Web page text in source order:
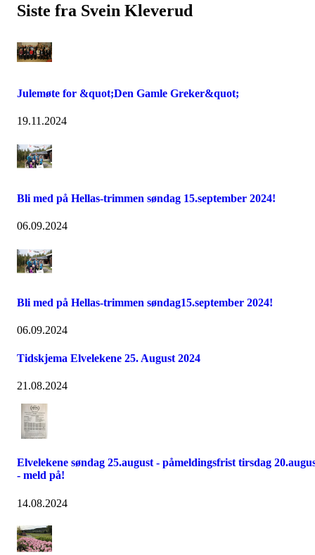
Siste fra Svein Kleverud
Julemøte for &quot;Den Gamle Greker&quot;
19.11.2024
Bli med på Hellas-trimmen søndag 15.september 2024!
06.09.2024
Bli med på Hellas-trimmen søndag15.september 2024!
06.09.2024
Tidskjema Elvelekene 25. August 2024
21.08.2024
Elvelekene søndag 25.august - påmeldingsfrist tirsdag
- meld på!
14.08.2024